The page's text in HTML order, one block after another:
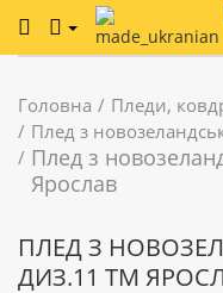
Головна Пледи,
Плед з
Плед з
Ярослав
ПЛЕД З
ДИЗ.11 ТМ